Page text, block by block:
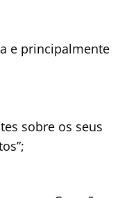
e principalmente
sobre os seus